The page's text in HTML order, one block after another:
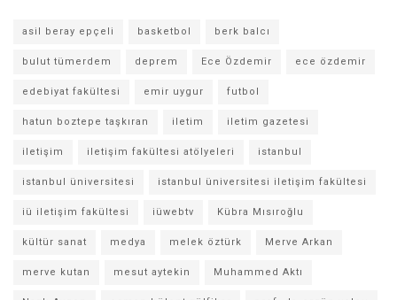
asil beray epçeli basketbol berk balcı
bulut tümerdem deprem Ece Özdemir ece özdemir
edebiyat fakültesi emir uygur futbol
hatun boztepe taşkıran iletim iletim gazetesi
iletişim iletişim fakültesi atölyeleri istanbul
istanbul üniversitesi istanbul üniversitesi iletişim fakültesi
iü iletişim fakültesi iüwebtv Kübra Mısıroğlu
kültür sanat medya melek öztürk Merve Arkan
merve kutan mesut aytekin Muhammed Aktı